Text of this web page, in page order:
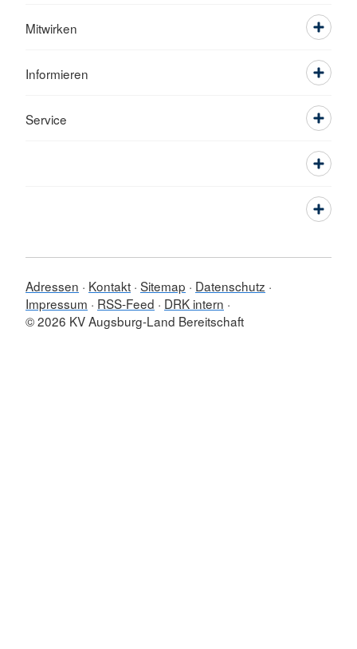
Mitwirken
Informieren
Service
Adressen Kontakt Sitemap
Datenschutz
Impressum
RSS-Feed
DRK intern
© 2026 KV Augsburg-Land Bereitschaft